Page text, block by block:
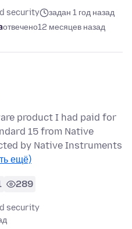
security
задан 1 год назад
отвечено12 месяцев назад
product I had paid for
15 from Native
by Native Instruments
ещё)
289
security